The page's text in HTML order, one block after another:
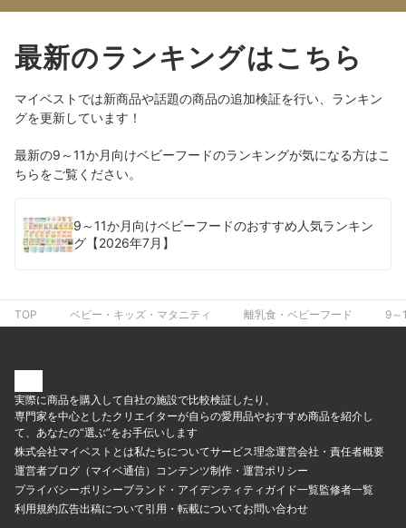
最新のランキングはこちら
マイベストでは新商品や話題の商品の追加検証を行い、ランキン
グを更新しています！
最新の9～11か月向けベビーフードのランキングが気になる方はこ
ちらをご覧ください。
9～11か月向けベビーフードのおすすめ人気ランキン
グ【2026年7月】
TOP ベビー・キッズ・マタニティ 離乳食・ベビーフード 9～
実際に商品を購入して自社の施設で比較検証したり、
専門家を中心としたクリエイターが自らの愛用品やおすすめ商品を紹介し
て、あなたの“選ぶ”をお手伝いします
株式会社マイベストとは私たちについてサービス理念運営会社・責任者概要
運営者ブログ（マイベ通信） コンテンツ制作・運営ポリシー
プライバシーポリシーブランド・アイデンティティ ガイド一覧監修者一覧
利用規約広告出稿について引用・転載についてお問い合わせ